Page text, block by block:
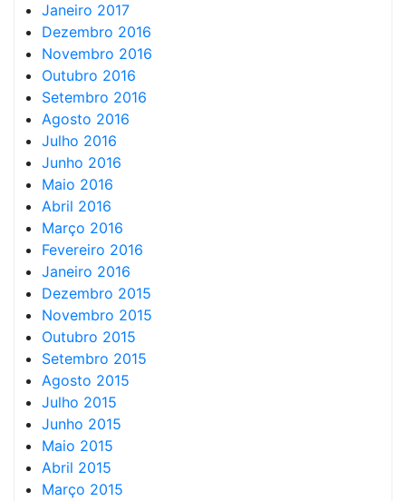
Janeiro 2017
Dezembro 2016
Novembro 2016
Outubro 2016
Setembro 2016
Agosto 2016
Julho 2016
Junho 2016
Maio 2016
Abril 2016
Março 2016
Fevereiro 2016
Janeiro 2016
Dezembro 2015
Novembro 2015
Outubro 2015
Setembro 2015
Agosto 2015
Julho 2015
Junho 2015
Maio 2015
Abril 2015
Março 2015